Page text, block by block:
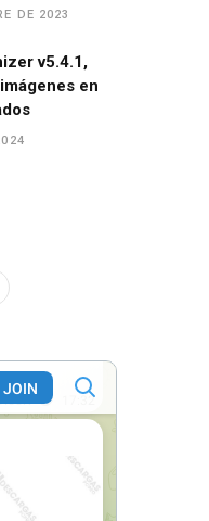
DE 2023
v5.4.1,
en
T